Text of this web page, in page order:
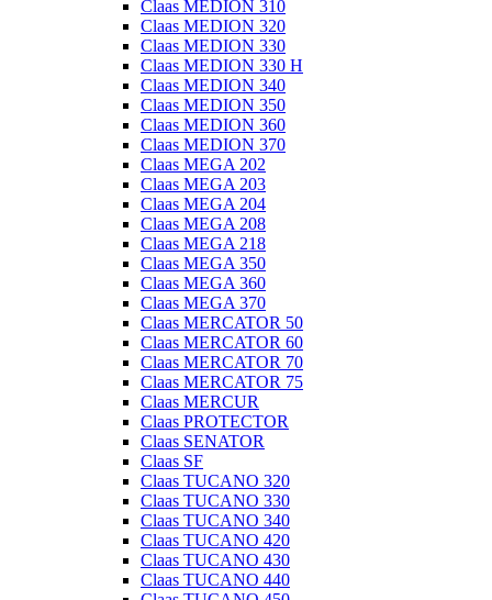
Claas MEDION 310
Claas MEDION 320
Claas MEDION 330
Claas MEDION 330 H
Claas MEDION 340
Claas MEDION 350
Claas MEDION 360
Claas MEDION 370
Claas MEGA 202
Claas MEGA 203
Claas MEGA 204
Claas MEGA 208
Claas MEGA 218
Claas MEGA 350
Claas MEGA 360
Claas MEGA 370
Claas MERCATOR 50
Claas MERCATOR 60
Claas MERCATOR 70
Claas MERCATOR 75
Claas MERCUR
Claas PROTECTOR
Claas SENATOR
Claas SF
Claas TUCANO 320
Claas TUCANO 330
Claas TUCANO 340
Claas TUCANO 420
Claas TUCANO 430
Claas TUCANO 440